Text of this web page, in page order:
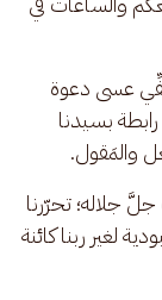
عسى دعوة
بسيدنا
والمَقول.
جلاله؛ تحرّرنا
لغير ربنا كائنة